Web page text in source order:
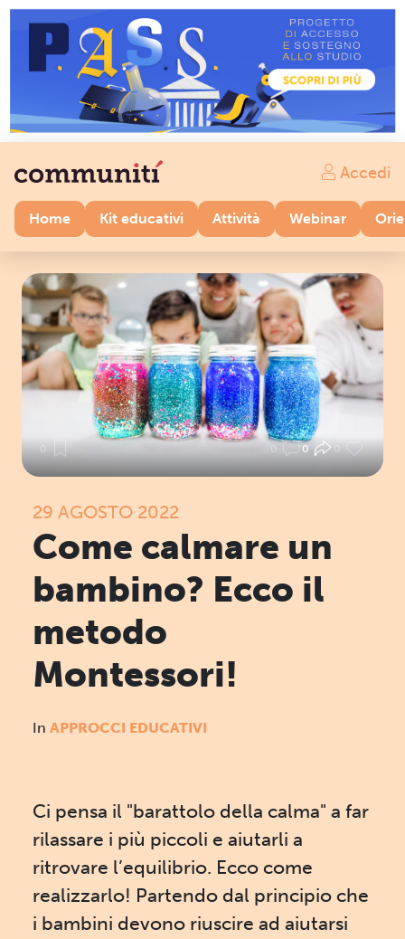
Home Kit educativi Attività Webinar
Accedi
0 0 0 0
29 AGOSTO 2022
Come calmare un
bambino? Ecco il
metodo
Montessori!
In APPROCCI EDUCATIVI
Ci pensa il "barattolo della calma" a far
rilassare i più piccoli e aiutarli a
ritrovare l’equilibrio. Ecco come
realizzarlo! Partendo dal principio che
i bambini devono riuscire ad aiutarsi